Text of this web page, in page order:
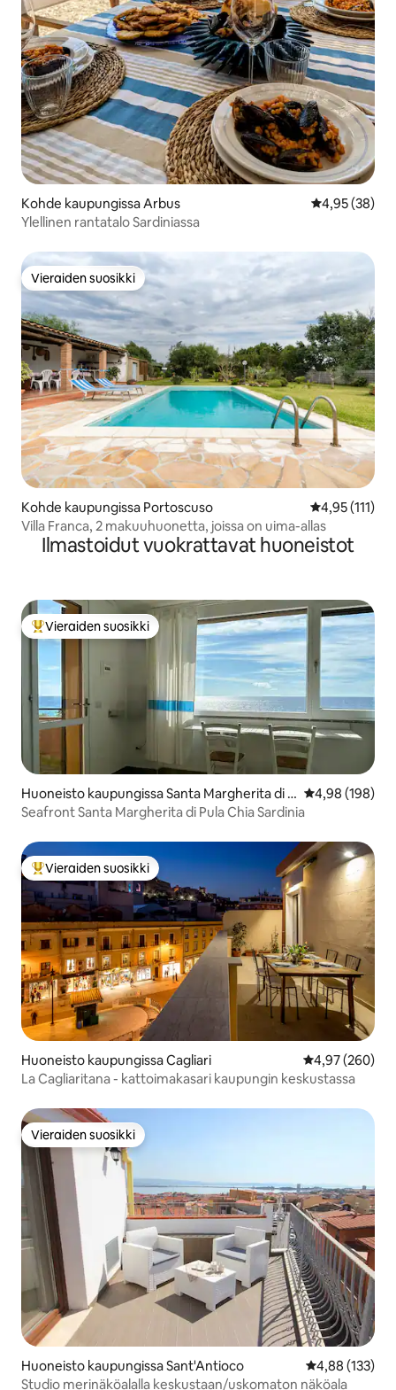
Kohde kaupungissa Arbus
4,95 (38)
Ylellinen rantatalo Sardiniassa
Vieraiden suosikki
Vieraiden suosikki
Kohde kaupungissa Portoscuso
4,95 (111)
Villa Franca, 2 makuuhuonetta, joissa on uima-allas
Ilmastoidut vuokrattavat huoneistot
Vieraiden suosikkien parhaimmistoa
Vieraiden suosikki
Huoneisto kaupungissa Santa Margherita di P
ula
4,98 (198)
Seafront Santa Margherita di Pula Chia Sardinia
Vieraiden suosikkien parhaimmistoa
Vieraiden suosikki
Huoneisto kaupungissa Cagliari
4,97 (260)
La Cagliaritana - kattoimakasari kaupungin keskustassa
Vieraiden suosikki
Vieraiden suosikki
Huoneisto kaupungissa Sant'Antioco
4,88 (133)
Studio merinäköalalla keskustaan/uskomaton näköala